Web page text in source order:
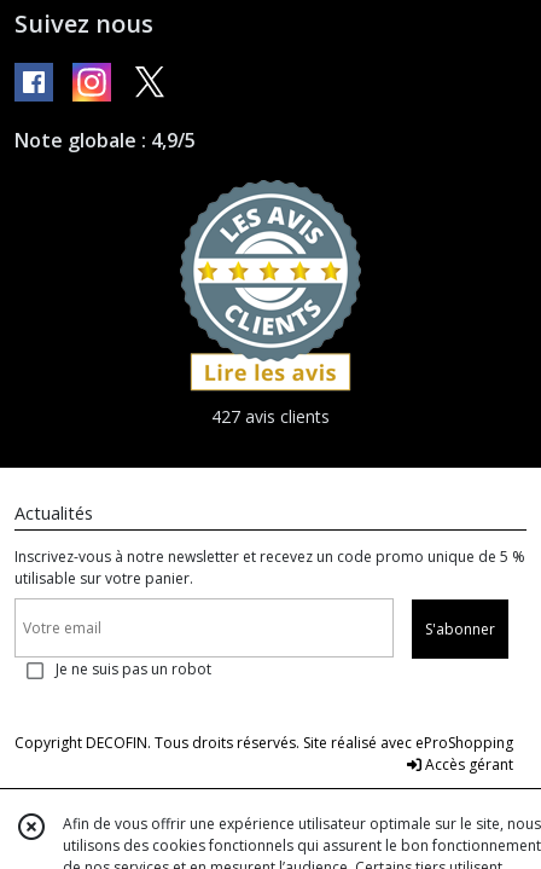
Suivez nous
Note globale : 4,9/5
427 avis clients
Actualités
Inscrivez-vous à notre newsletter et recevez un code promo unique de 5 %
utilisable sur votre panier.
S'abonner
Je ne suis pas un robot
Copyright DECOFIN. Tous droits réservés. Site réalisé avec eProShopping
Accès gérant
Afin de vous offrir une expérience utilisateur optimale sur le site, nous
utilisons des cookies fonctionnels qui assurent le bon fonctionnement